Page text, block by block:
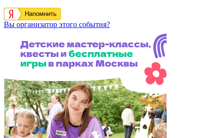
Напомнить
Вы организатор этого события?